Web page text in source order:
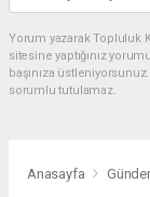
Yorum yazarak Topluluk
sitesine yaptığınız
başınıza
sorumlu tutulamaz.
Anasayfa